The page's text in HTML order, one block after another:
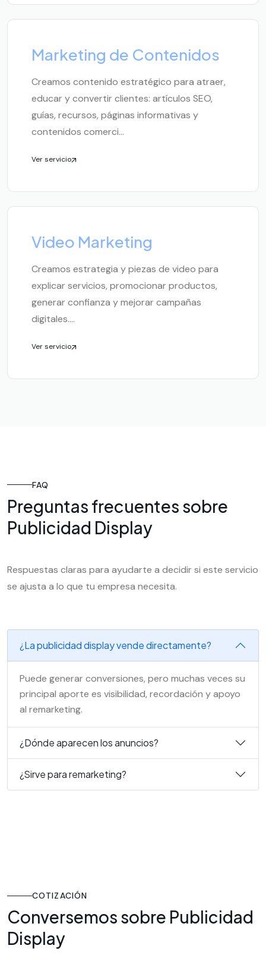
Marketing de Contenidos
Creamos contenido estratégico para atraer,
educar y convertir clientes: artículos SEO,
guías, recursos, páginas informativas y
contenidos comerci...
Ver servicio
Video Marketing
Creamos estrategia y piezas de video para
explicar servicios, promocionar productos,
generar confianza y mejorar campañas
digitales....
Ver servicio
FAQ
Preguntas frecuentes sobre
Publicidad Display
Respuestas claras para ayudarte a decidir si este servicio
se ajusta a lo que tu empresa necesita.
¿La publicidad display vende directamente?
Puede generar conversiones, pero muchas veces su
principal aporte es visibilidad, recordación y apoyo
al remarketing.
¿Dónde aparecen los anuncios?
¿Sirve para remarketing?
COTIZACIÓN
Conversemos sobre Publicidad
Display